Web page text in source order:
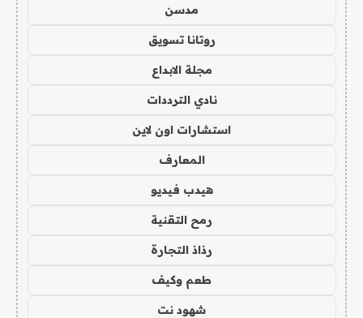
مدسن
روتانا تسويق
مجلة الابداع
نادي الترددات
استشارات اون لاين
المعارف
هيدب فيديو
رمح التقنية
رذاذ التجارة
طعم وكيف
شهود نت